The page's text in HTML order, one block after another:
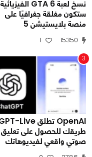
نسخ لعبة GTA 6 الفيزيائية
ستكون مغلقة جغرافيًا على
منصة بلايستيشن 5
15350
1
3
طريقك للحصول على تعليق
صوتي واقعي لفيديوهاتك